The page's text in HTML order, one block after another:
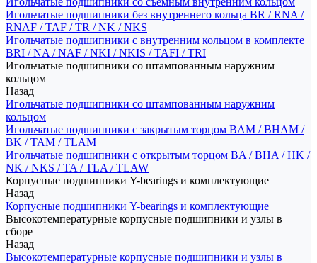
Игольчатые подшипники без внутреннего кольца BR / RNA /
RNAF / TAF / TR / NK / NKS
Игольчатые подшипники с внутренним кольцом в комплекте
BRI / NA / NAF / NKI / NKIS / TAFI / TRI
Игольчатые подшипники со штампованным наружним
кольцом
Назад
Игольчатые подшипники со штампованным наружним
кольцом
Игольчатые подшипники с закрытым торцом BAM / BHAM /
BK / TAM / TLAM
Игольчатые подшипники с открытым торцом BA / BHA / HK /
NK / NKS / TA / TLA / TLAW
Корпусные подшипники Y-bearings и комплектующие
Назад
Корпусные подшипники Y-bearings и комплектующие
Высокотемпературные корпусные подшипники и узлы в
сборе
Назад
Высокотемпературные корпусные подшипники и узлы в